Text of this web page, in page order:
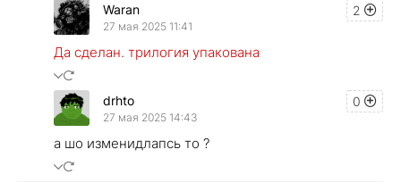
2
Waran
27 мая 2025 11:41
Да сделан. трилогия упакована
0
drhto
27 мая 2025 14:43
а шо изменидлапсь то ?